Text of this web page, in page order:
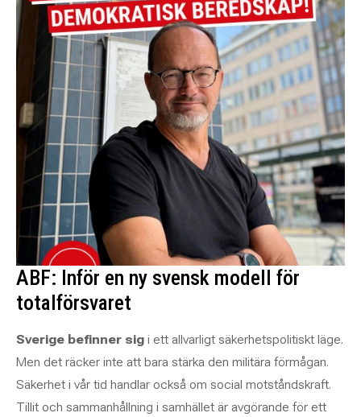
ABF: Inför en ny svensk modell för
totalförsvaret
Sverige befinner sig i ett allvarligt säkerhetspolitiskt läge.
Men det räcker inte att bara stärka den militära förmågan.
Säkerhet i vår tid handlar också om social motståndskraft.
Tillit och sammanhållning i samhället är avgörande för ett